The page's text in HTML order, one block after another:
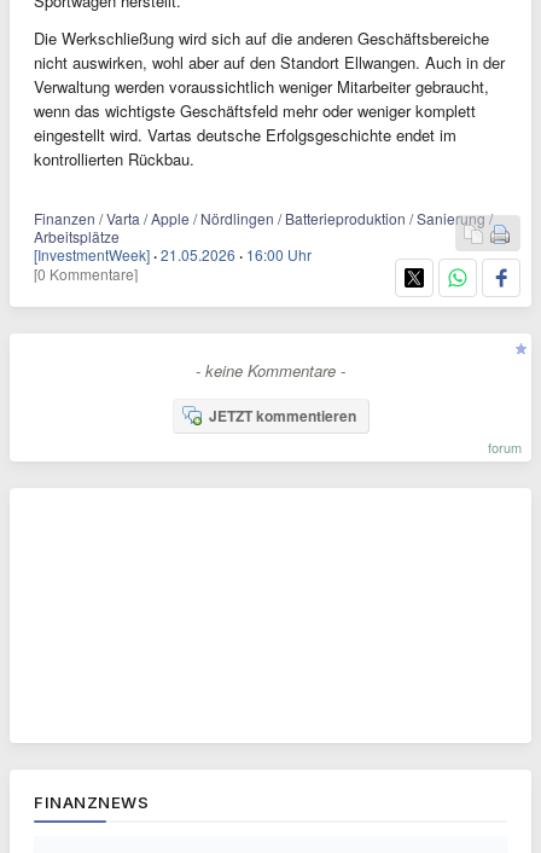
Die Werkschließung wird sich auf die anderen Geschäftsbereiche
nicht auswirken, wohl aber auf den Standort Ellwangen. Auch in der
Verwaltung werden voraussichtlich weniger Mitarbeiter gebraucht,
wenn das wichtigste Geschäftsfeld mehr oder weniger komplett
eingestellt wird. Vartas deutsche Erfolgsgeschichte endet im
kontrollierten Rückbau.
Finanzen / Varta / Apple / Nördlingen / Batterieproduktion / Sanierung /
Arbeitsplätze
[InvestmentWeek] ·21.05.2026 · 16:00 Uhr
[0 Kommentare]
- keine Kommentare -
JETZT kommentieren
forum
FINANZNEWS